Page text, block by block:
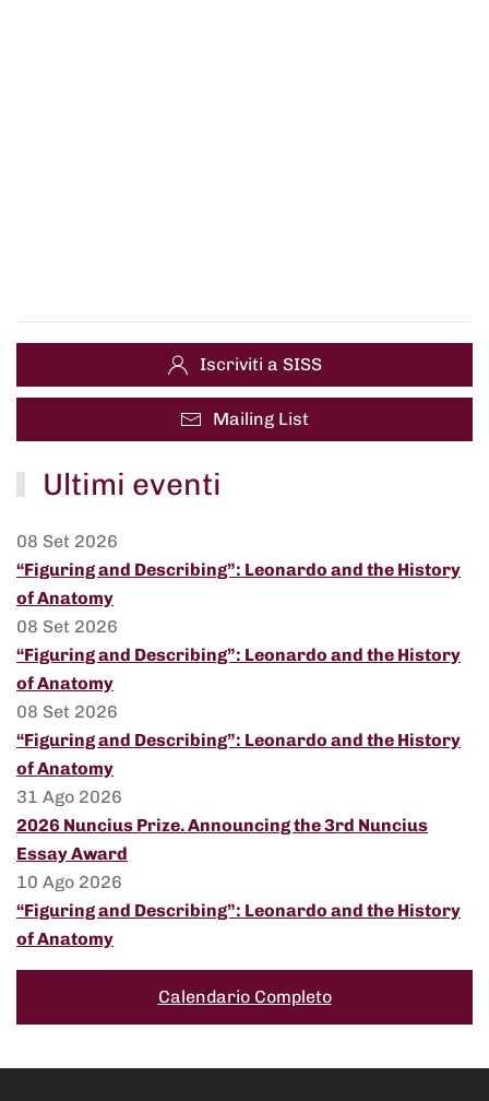
Iscriviti a SISS
Mailing List
Ultimi eventi
08 Set 2026
“Figuring and Describing”: Leonardo and the History
of Anatomy
08 Set 2026
“Figuring and Describing”: Leonardo and the History
of Anatomy
08 Set 2026
“Figuring and Describing”: Leonardo and the History
of Anatomy
31 Ago 2026
2026 Nuncius Prize. Announcing the 3rd Nuncius
Essay Award
10 Ago 2026
“Figuring and Describing”: Leonardo and the History
of Anatomy
Calendario Completo